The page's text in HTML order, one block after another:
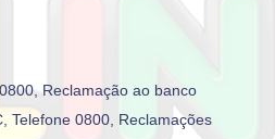
Reclamação ao banco
Telefone 0800, Reclamações